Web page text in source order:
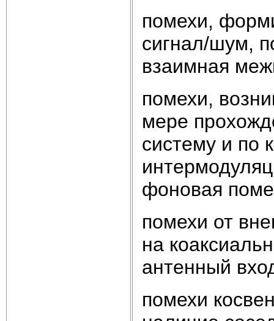
помехи,
сигнал/шум,
взаимная
помехи,
мере
систему и по
фоновая
помехи от
на
антенный
помехи